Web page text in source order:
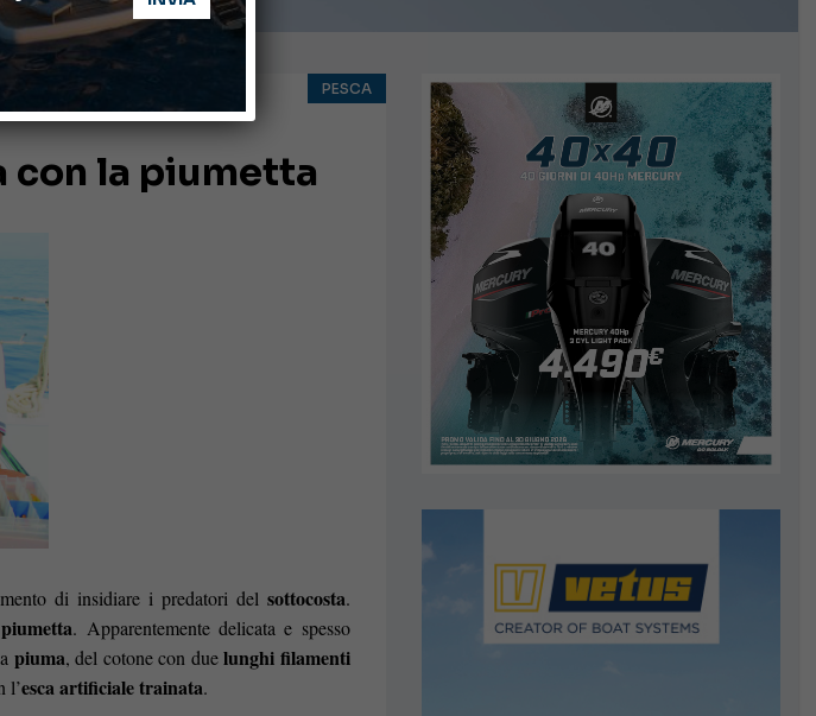
PESCA
con la piumetta
di insidiare i predatori del sottocosta.
piumetta. Apparentemente delicata e spesso
piuma, del cotone con duelunghi filamenti
l’esca artificiale trainata.